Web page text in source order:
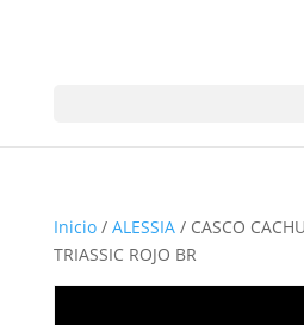
Inicio/ ALESSIA/ CASCO
TRIASSIC ROJO BR